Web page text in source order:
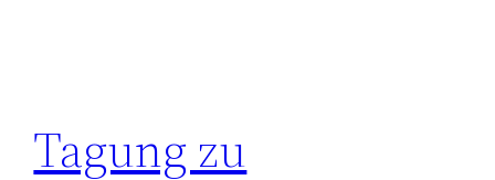
Tagung zu